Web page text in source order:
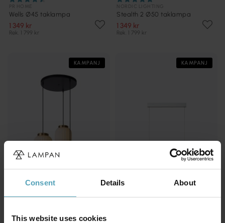
Consent Details About
This website uses cookies
Wells Ø45 taklampa
1 349 kr
Rek. 1 799 kr
Stealth 2 Ø50 taklampa
1 349 kr
Rek. 1 799 kr
KAMPANJ KAMPANJ